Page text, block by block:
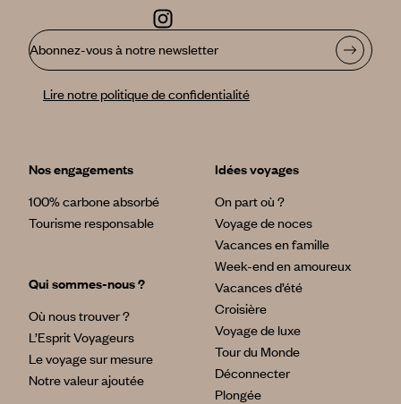
Abonnez-vous à notre newsletter
Lire notre politique de confidentialité
Nos engagements
100% carbone absorbé
Tourisme responsable
Qui sommes-nous ?
Où nous trouver ?
L’Esprit Voyageurs
Le voyage sur mesure
Notre valeur ajoutée
Idées voyages
On part où ?
Voyage de noces
Vacances en famille
Week-end en amoureux
Vacances d’été
Croisière
Voyage de luxe
Tour du Monde
Déconnecter
Plongée